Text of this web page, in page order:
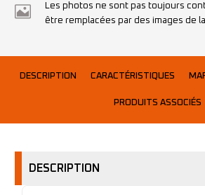
Les photos ne sont pas toujours
être remplacées par des images de
DESCRIPTION CARACTÉRISTIQUES
PRODUITS ASSOCIÉS
DESCRIPTION